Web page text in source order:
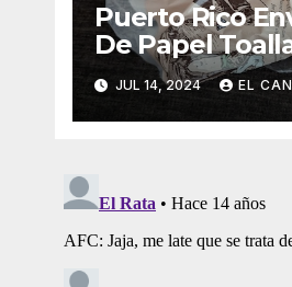
Puerto Rico
De Papel
Trump Pa’
De Curita
JUL 14, 2024 EL